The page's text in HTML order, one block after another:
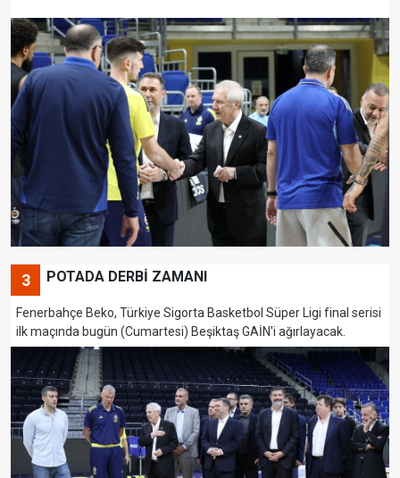
3 POTADA DERBİ ZAMANI
Fenerbahçe Beko, Türkiye Sigorta Basketbol Süper Ligi final serisi
ilk maçında bugün (Cumartesi) Beşiktaş GAİN'i ağırlayacak.